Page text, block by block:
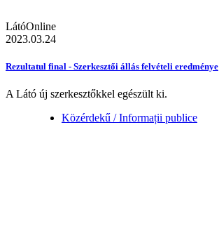
LátóOnline
2023.03.24
Rezultatul final - Szerkesztői állás felvételi eredménye
A Látó új szerkesztőkkel egészült ki.
Közérdekű / Informații publice